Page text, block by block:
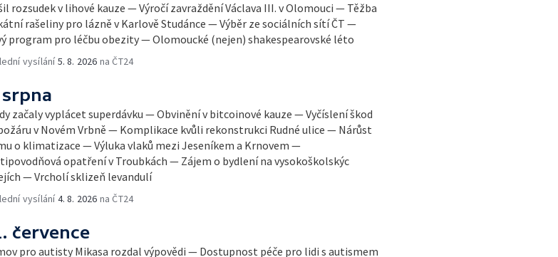
rozsudek v lihové kauze — Výročí zavraždění Václava III. v Olomouci — Těžba
rašeliny pro lázně v Karlově Studánce — Výběr ze sociálních sítí ČT —
program pro léčbu obezity — Olomoucké (nejen) shakespearovské léto
vysílání5. 8. 2026 na ČT24
srpna
začaly vyplácet superdávku — Obvinění v bitcoinové kauze — Vyčíslení škod
v Novém Vrbně — Komplikace kvůli rekonstrukci Rudné ulice — Nárůst
o klimatizace — Výluka vlaků mezi Jeseníkem a Krnovem —
opatření v Troubkách — Zájem o bydlení na vysokoškolskýc
— Vrcholí sklizeň levandulí
vysílání4. 8. 2026 na ČT24
července
pro autisty Mikasa rozdal výpovědi — Dostupnost péče pro lidi s autismem